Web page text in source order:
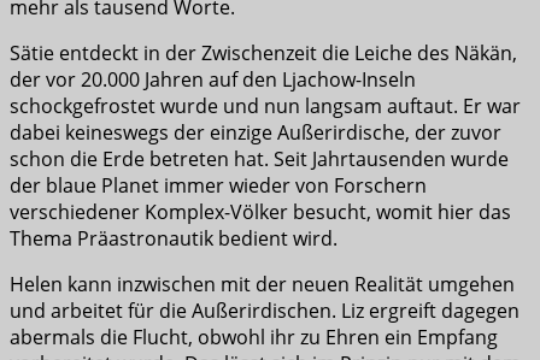
mehr als tausend Worte.
Sätie entdeckt in der Zwischenzeit die Leiche des Näkän,
der vor 20.000 Jahren auf den Ljachow-Inseln
schockgefrostet wurde und nun langsam auftaut. Er war
dabei keineswegs der einzige Außerirdische, der zuvor
schon die Erde betreten hat. Seit Jahrtausenden wurde
der blaue Planet immer wieder von Forschern
verschiedener Komplex-Völker besucht, womit hier das
Thema Präastronautik bedient wird.
Helen kann inzwischen mit der neuen Realität umgehen
und arbeitet für die Außerirdischen. Liz ergreift dagegen
abermals die Flucht, obwohl ihr zu Ehren ein Empfang